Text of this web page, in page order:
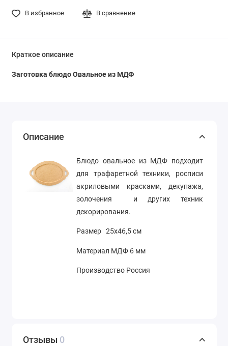
В избранное В сравнение
Краткое описание
Заготовка блюдо Овальное из МДФ
Описание
Блюдо овальное из МДФ подходит
для трафаретной техники, росписи
акриловыми красками, декупажа,
золочения и других техник
декорирования.
Размер 25х46,5 см
Материал МДФ 6 мм
Производство Россия
Отзывы 0